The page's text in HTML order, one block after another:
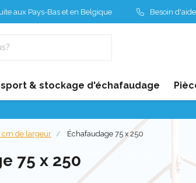
aux Pays-Bas et en Belgique Besoin
& stockage d'échafaudage
cm de largeur Échafaudage 75 x 250
75 x 250